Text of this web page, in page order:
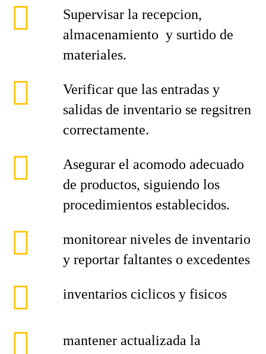
Supervisar la recepcion,
almacenamiento y surtido de
materiales.
Verificar que las entradas y
salidas de inventario se regsitren
correctamente.
Asegurar el acomodo adecuado
de productos, siguiendo los
procedimientos establecidos.
monitorear niveles de inventario
y reportar faltantes o excedentes
inventarios ciclicos y fisicos
mantener actualizada la